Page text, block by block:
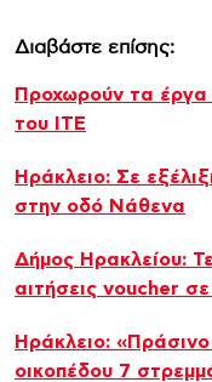
Διαβάστε επίσης:
Προχωρούν τα έργα
του ΙΤΕ
Ηράκλειο: Σε
στην οδό Νάθενα
Δήμος Ηρακλείου:
αιτήσεις voucher
Ηράκλειο:
οικοπέδου 7